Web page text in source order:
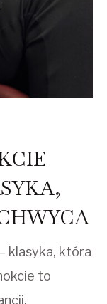
klasyka, która
to